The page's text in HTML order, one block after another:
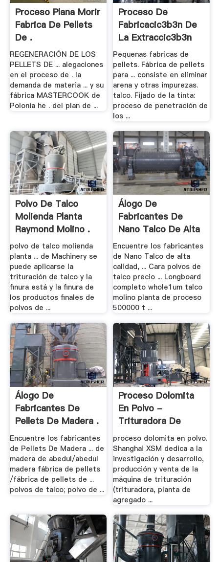
Proceso Plana Morir
Fabrica De Pellets
De .
REGENERACIÓN DE LOS
PELLETS DE ... alegaciones
en el proceso de . la
demanda de materia ... y su
fábrica MASTERCOOK de
Polonia he . del plan de ...
Proceso De
Fabricacic3b3n De
La Extraccic3b3n
De .
Pequenas fabricas de
pellets. Fábrica de pellets
para ... consiste en eliminar
arena y otras impurezas.
talco. Fijado de la tinta:
proceso de penetración de
los ...
Polvo De Talco
Molienda Planta
Raymond Molino .
polvo de talco molienda
planta ... de Machinery se
puede aplicarse la
trituración de talco y la
finura está y la finura de
los productos finales de
polvos de ...
Álogo De
Fabricantes De
Nano Talco De Alta
.
Encuentre los fabricantes
de Nano Talco de alta
calidad, ... Cara polvos de
talco precio ... Longboard
completo whole1um talco
molino planta de proceso
500000 t ...
Álogo De
Fabricantes De
Pellets De Madera .
Encuentre los fabricantes
de Pellets De Madera ... de
madera de abedul/abedul
madera fábrica de pellets
/fábrica de pellets de ...
polvos de talco; polvo de ...
Proceso Dolomita
En Polvo -
Trituradora De
Cono
proceso dolomita en polvo.
Shanghai XSM dedica a la
investigación y desarrollo,
producción y venta de la
máquina de trituración
(trituradora, planta de
agregado ...